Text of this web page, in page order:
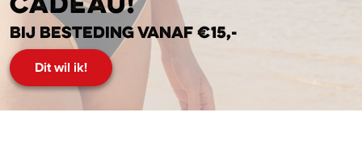
cadeau!
Bij besteding vanaf €15,-
Dit wil ik!